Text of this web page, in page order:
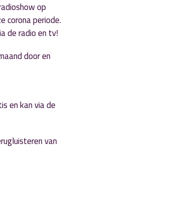
op
corona periode.
de radio en tv!
door en
en kan via de
van